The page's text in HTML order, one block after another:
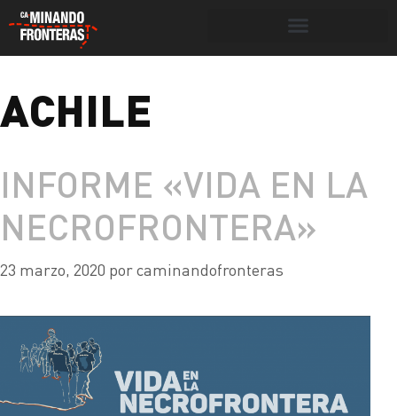
Portada » achile
ACHILE
INFORME «VIDA EN LA
NECROFRONTERA»
23 marzo, 2020 porcaminandofronteras